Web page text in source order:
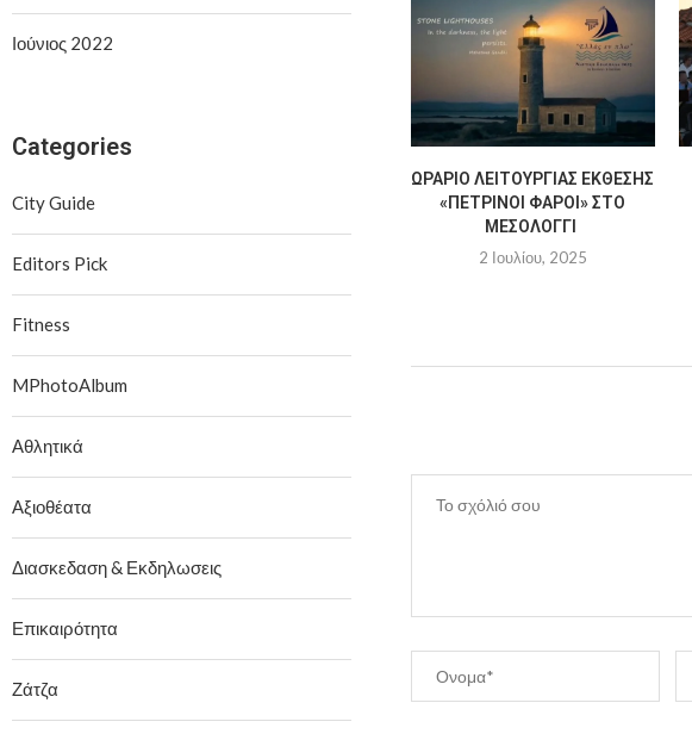
ΩΡΆΡΙΟ ΛΕΙΤΟΥΡΓΊΑΣ ΈΚΘΕΣΗΣ
«ΠΈΤΡΙΝΟΙ ΦΆΡΟΙ» ΣΤΟ
ΜΕΣΟΛΌΓΓΙ
2 Ιουλίου, 2025
Ιούνιος 2022
Categories
City Guide
Editors Pick
Fitness
MPhotoAlbum
Αθλητικά
Αξιοθέατα
Διασκεδαση & Εκδηλωσεις
Επικαιρότητα
Ζάτζα